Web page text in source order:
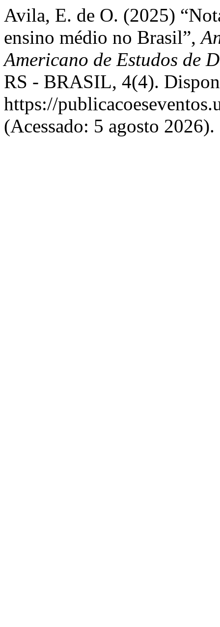
Avila, E. de O. (2025)
ensino médio no Brasil”,
Americano de Estudos de
RS - BRASIL, 4(4).
https://
(Acessado: 5 agosto 2026).